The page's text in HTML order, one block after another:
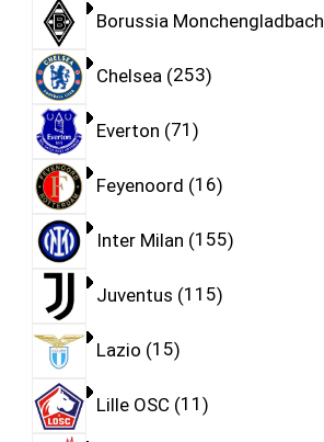
Borussia Monchengladbach
Chelsea 253
Everton 71
Feyenoord 16
Inter Milan 155
Juventus 115
Lazio 15
Lille OSC 11